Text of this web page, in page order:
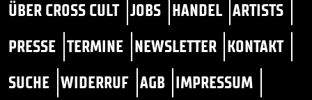
ÜBER CROSS CULT JOBS HANDEL ARTISTS
PRESSE TERMINE NEWSLETTER KONTAKT
SUCHE WIDERRUF AGB IMPRESSUM